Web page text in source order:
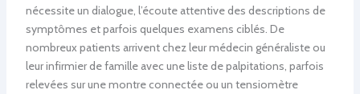
nécessite un dialogue, l’écoute attentive des descriptions de
symptômes et parfois quelques examens ciblés. De
nombreux patients arrivent chez leur médecin généraliste ou
leur infirmier de famille avec une liste de palpitations, parfois
relevées sur une montre connectée ou un tensiomètre